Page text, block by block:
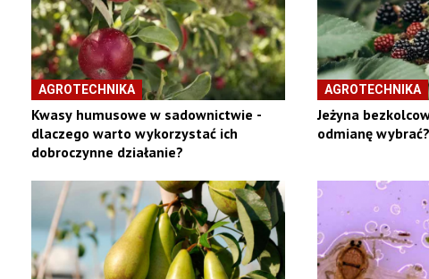
AGROTECHNIKA
Kwasy humusowe w sadownictwie -
dlaczego warto wykorzystać ich
dobroczynne działanie?
AGROTECHNIKA
Jeżyna
odmianę wybrać?